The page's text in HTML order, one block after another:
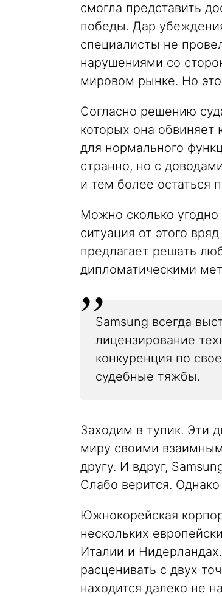
смогла представить
победы. Дар
специалисты не
нарушениями со
мировом рынке. Но
Согласно решению
которых она
для нормального
странно, но с
и тем более остаться
Можно сколько угодно
ситуация от этого
предлагает решать
дипломатическими
Samsung всегда
лицензирование
конкуренция по
судебные тяжбы.
Заходим в тупик. Эти
миру своими
другу. И вдруг,
Слабо верится.
Южнокорейская
нескольких
Италии и
расценивать с двух
находится далеко не